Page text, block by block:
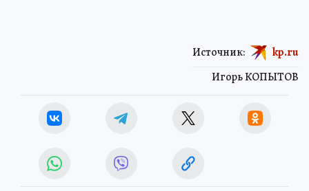
Игорь КОПЫТОВ
Источник: kp.ru